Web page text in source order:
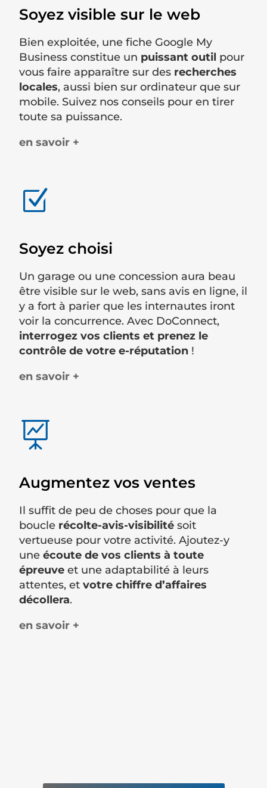
Soyez visible sur le web
Bien exploitée, une fiche Google My
Business constitue un puissant outil pour
vous faire apparaître sur des recherches
locales, aussi bien sur ordinateur que sur
mobile. Suivez nos conseils pour en tirer
toute sa puissance.
en savoir +
Z
Soyez choisi
Un garage ou une concession aura beau
être visible sur le web, sans avis en ligne, il
y a fort à parier que les internautes iront
voir la concurrence. Avec DoConnect,
interrogez vos clients et prenez le
contrôle de votre e-réputation !
en savoir +

Augmentez vos ventes
Il suffit de peu de choses pour que la
boucle récolte-avis-visibilité soit
vertueuse pour votre activité. Ajoutez-y
uneécoute de vos clients à toute
épreuve et une adaptabilité à leurs
attentes, etvotre chiffre d’affaires
décollera.
en savoir +